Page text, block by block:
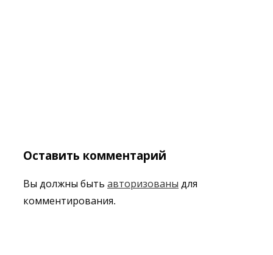
Оставить комментарий
Вы должны быть авторизованы для
комментирования.